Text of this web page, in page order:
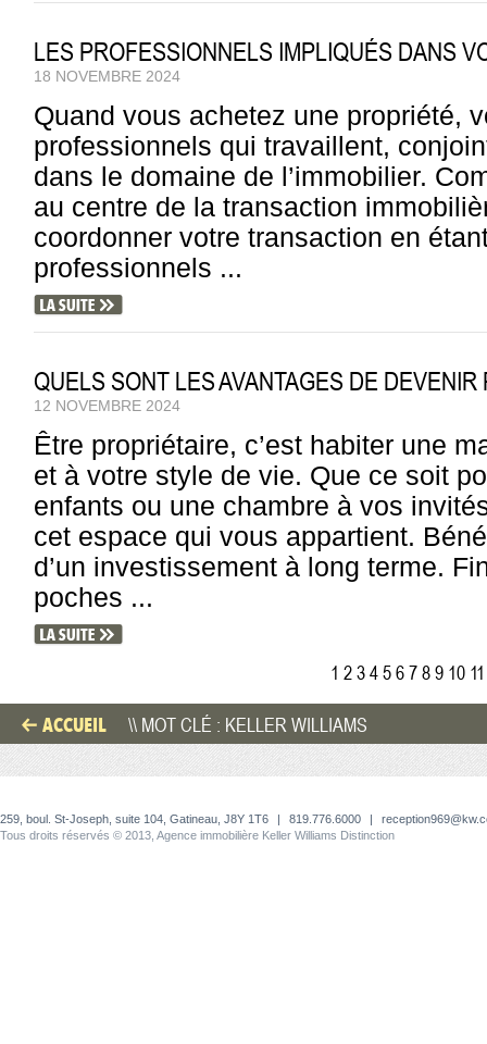
LES PROFESSIONNELS IMPLIQUÉS DANS
18 NOVEMBRE 2024
Quand vous achetez une propriété,
professionnels qui travaillent,
dans le domaine de l’immobilier.
au centre de la transaction
coordonner votre transaction en
professionnels ...
QUELS SONT LES AVANTAGES DE
12 NOVEMBRE 2024
Être propriétaire, c’est habiter une
et à votre style de vie. Que ce soit
enfants ou une chambre à vos
cet espace qui vous appartient.
d’un investissement à long terme.
poches ...
1 23456789 10 11
ACCUEIL \\ MOT CLÉ : KELLER WILLIAMS
259, boul. St-Joseph, suite 104, Gatineau, J8Y 1T6 | 819.776.6000 |
Tous droits réservés © 2013, Agence immobilière Keller Williams Distinction